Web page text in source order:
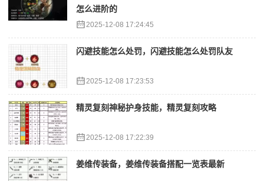
怎么进阶的
2025-12-08 17:24:45
闪避技能怎么处罚，闪避技能怎么处罚队友
2025-12-08 17:23:53
精灵复刻神秘护身技能，精灵复刻攻略
2025-12-08 17:22:39
姜维传装备，姜维传装备搭配一览表最新